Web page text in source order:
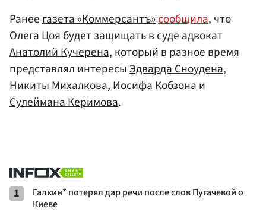
Ранеегазета «Коммерсантъ»сообщила, что
Олега Цоя будет защищать в суде адвокат
Анатолий Кучерена, который в разное время
представлял интересыЭдварда Сноудена,
Никиты Михалкова,Иосифа Кобзонаи
Сулеймана Керимова.
1
Галкин* потерял дар речи после слов Пугачевой о
Киеве